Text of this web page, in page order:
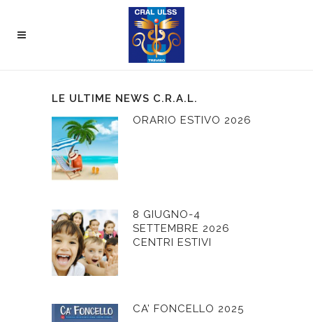
LE ULTIME NEWS C.R.A.L.
ORARIO ESTIVO 2026
8 GIUGNO-4
SETTEMBRE 2026
CENTRI ESTIVI
CA’ FONCELLO 2025